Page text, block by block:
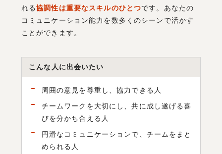
れる協調性は重要なスキルのひとつです。あなたの
コミュニケーション能力を数多くのシーンで活かす
ことができます。
こんな人に出会いたい
周囲の意見を尊重し、協力できる人
チームワークを大切にし、共に成し遂げる喜
びを分かち合える人
円滑なコミュニケーションで、チームをまと
められる人